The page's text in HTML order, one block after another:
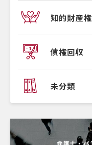
知的財産権
債権回収
未分類